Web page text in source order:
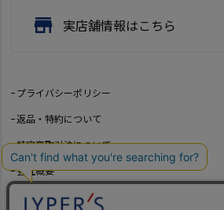
store 実店舗情報はこちら
プライバシーポリシー
返品・特約について
特定商取引法について
会社概要
よくあるご質問